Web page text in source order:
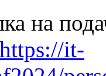
на
https://it-